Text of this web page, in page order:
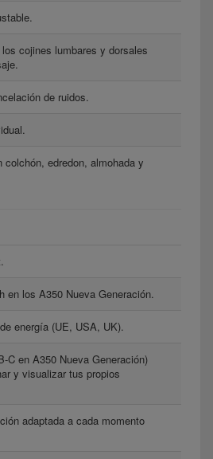
cojines lumbares y dorsales
de ruidos.
colchón, edredon, almohada y
en los A350 Nueva Generación.
energía (UE, USA, UK).
C en A350 Nueva Generación)
y visualizar tus propios
adaptada a cada momento